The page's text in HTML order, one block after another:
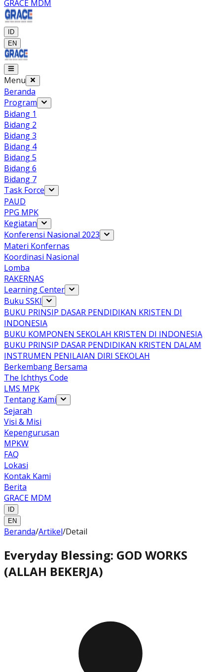
GRACE MDM
ID
EN
Menu
Beranda
Program
Bidang 1
Bidang 2
Bidang 3
Bidang 4
Bidang 5
Bidang 6
Bidang 7
Task Force
PAUD
PPG MPK
Kegiatan
Konferensi Nasional 2023
Materi Konfernas
Koordinasi Nasional
Lomba
RAKERNAS
Learning Center
Buku SSKI
BUKU PRINSIP DASAR PENDIDIKAN KRISTEN DI
INDONESIA
BUKU KOMPONEN SEKOLAH KRISTEN DI INDONESIA
BUKU PRINSIP DASAR PENDIDIKAN KRISTEN DALAM
INSTRUMEN PENILAIAN DIRI SEKOLAH
Berkembang Bersama
The Ichthys Code
LMS MPK
Tentang Kami
Sejarah
Visi & Misi
Kepengurusan
MPKW
FAQ
Lokasi
Kontak Kami
Berita
GRACE MDM
ID
EN
Beranda/Artikel/Detail
Everyday Blessing: GOD WORKS
(ALLAH BEKERJA)